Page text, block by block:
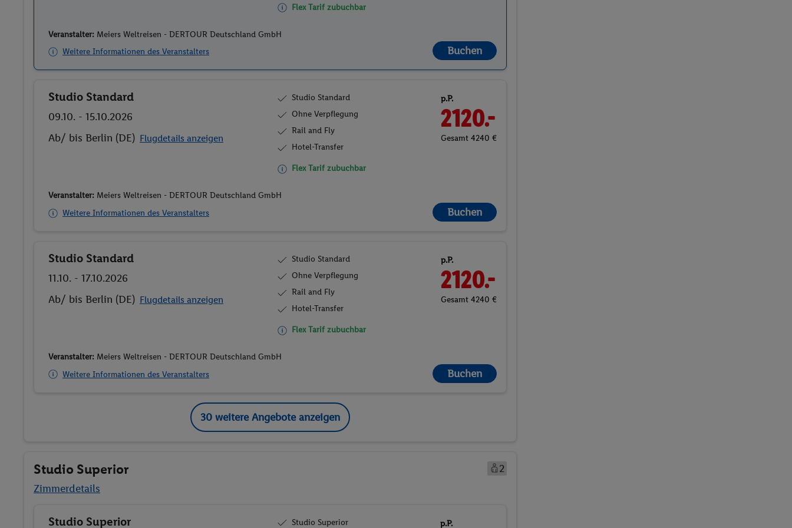
Flex Tarif zubuchbar
Veranstalter: Meiers Weltreisen - DERTOUR Deutschland GmbH
Weitere Informationen des Veranstalters
Buchen
Buchen
Studio Standard
09.10. - 15.10.2026
Ab/ bis Berlin (DE) Flugdetails anzeigen
Studio Standard
Ohne Verpflegung
Rail and Fly
Hotel-Transfer
Flex Tarif zubuchbar
p.P.
2120.-
Gesamt 4240 €
Veranstalter: Meiers Weltreisen - DERTOUR Deutschland GmbH
Weitere Informationen des Veranstalters
Buchen
Buchen
Studio Standard
11.10. - 17.10.2026
Ab/ bis Berlin (DE) Flugdetails anzeigen
Studio Standard
Ohne Verpflegung
Rail and Fly
Hotel-Transfer
Flex Tarif zubuchbar
p.P.
2120.-
Gesamt 4240 €
Veranstalter: Meiers Weltreisen - DERTOUR Deutschland GmbH
Weitere Informationen des Veranstalters
Buchen
30 weitere Angebote anzeigen
Studio Superior
2
Zimmerdetails
Buchen
Studio Superior Studio Superior p.P.